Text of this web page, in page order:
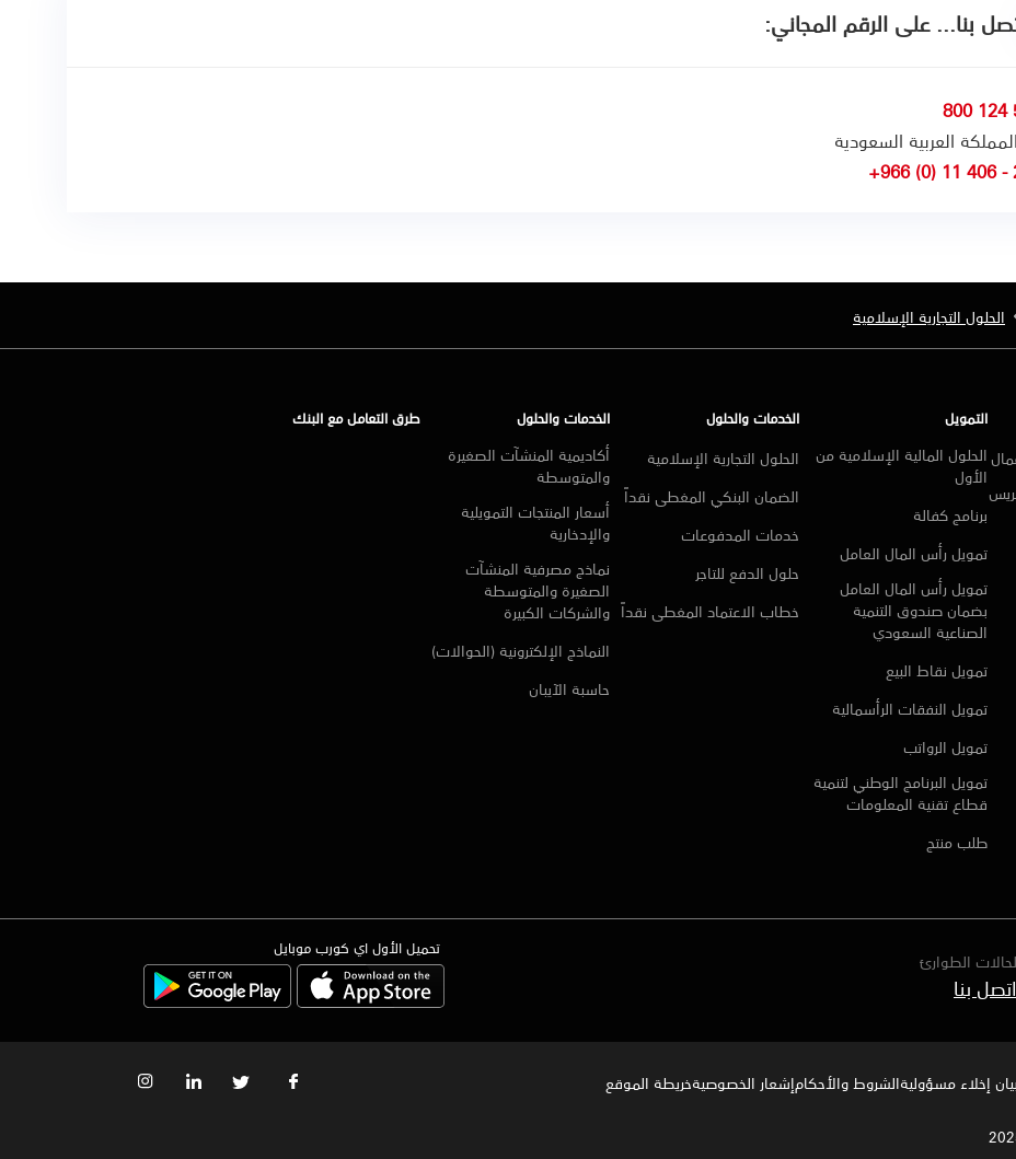
بنا... على الرقم المجاني:
العربية السعودية
الحلول التجارية الإسلامية
التمويل
الحلول المالية الإسلامية من
الأول
برنامج كفالة
تمويل رأس المال العامل
تمويل رأس المال العامل
بضمان صندوق التنمية
الصناعية السعودي
تمويل نقاط البيع
تمويل النفقات الرأسمالية
تمويل الرواتب
تمويل البرنامج الوطني لتنمية
قطاع تقنية المعلومات
طلب منتج
الخدمات والحلول
الحلول التجارية الإسلامية
الضمان البنكي المغطى نقداً
خدمات المدفوعات
حلول الدفع للتاجر
خطاب الاعتماد المغطى نقداً
الخدمات والحلول
أكاديمية المنشآت الصغيرة
والمتوسطة
أسعار المنتجات التمويلية
والإدخارية
نماذج مصرفية المنشآت
الصغيرة والمتوسطة
والشركات الكبيرة
النماذج الإلكترونية (الحوالات)
حاسبة الآيبان
طرق التعامل مع البنك
لحالات الطوارئ تحميل الأول اي كورب موبايل
بيان إخلاء مسؤوليةالشروط والأحكامإشعار الخصوصية‍خريطة الموقع